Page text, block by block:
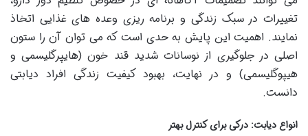
تغییرات در سبک زندگی و برنامه ریزی وعده های غذایی اتخاذ
نمایند. اهمیت این پایش به حدی است که می توان آن را ستون
اصلی در جلوگیری از نوسانات شدید قند خون (هایپرگلیسمی و
هیپوگلیسمی) و در نهایت، بهبود کیفیت زندگی افراد دیابتی
دانست.
انواع دیابت: درکی برای کنترل بهتر